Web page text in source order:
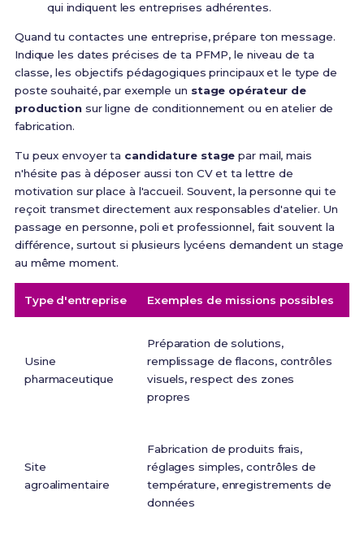
qui indiquent les entreprises adhérentes.
Quand tu contactes une entreprise, prépare ton message.
Indique les dates précises de ta PFMP, le niveau de ta
classe, les objectifs pédagogiques principaux et le type de
poste souhaité, par exemple un stage opérateur de
productionsur ligne de conditionnement ou en atelier de
fabrication.
Tu peux envoyer ta candidature stage par mail, mais
n'hésite pas à déposer aussi ton CV et ta lettre de
motivation sur place à l'accueil. Souvent, la personne qui te
reçoit transmet directement aux responsables d'atelier. Un
passage en personne, poli et professionnel, fait souvent la
différence, surtout si plusieurs lycéens demandent un stage
au même moment.
Type d'entreprise Exemples de missions possibles
Usine
pharmaceutique
Préparation de solutions,
remplissage de flacons, contrôles
visuels, respect des zones
propres
Site
agroalimentaire
Fabrication de produits frais,
réglages simples, contrôles de
température, enregistrements de
données